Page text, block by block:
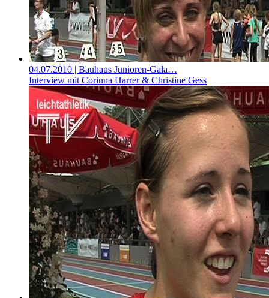
04.07.2010 | Bauhaus Junioren-Gala…
Interview mit Corinna Harrer & Christine Gess